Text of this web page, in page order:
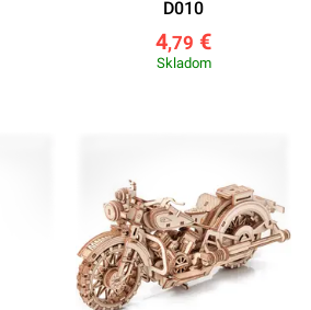
D010
4,79 €
Skladom